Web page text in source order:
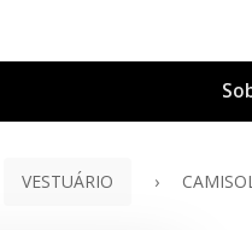
VESTUÁRIO